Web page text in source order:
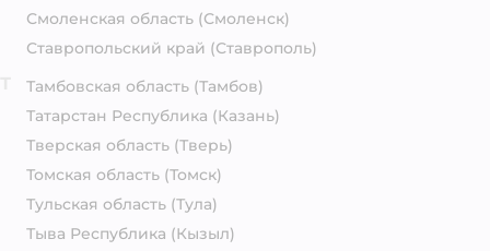
Смоленская область (Смоленск)
Ставропольский край (Ставрополь)
Тамбовская область (Тамбов)
Татарстан Республика (Казань)
Тверская область (Тверь)
Томская область (Томск)
Тульская область (Тула)
Тыва Республика (Кызыл)